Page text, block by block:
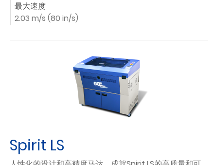
最大速度
2.03 m/s (80 in/s)
Spirit LS